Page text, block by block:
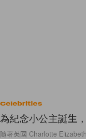
Celebrities
為紀念小公主誕生
隨著英國 Charlotte